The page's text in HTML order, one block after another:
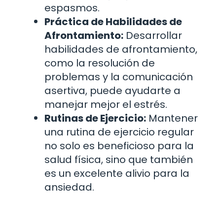
espasmos.
Práctica de Habilidades de
Afrontamiento: Desarrollar
habilidades de afrontamiento,
como la resolución de
problemas y la comunicación
asertiva, puede ayudarte a
manejar mejor el estrés.
Rutinas de Ejercicio: Mantener
una rutina de ejercicio regular
no solo es beneficioso para la
salud física, sino que también
es un excelente alivio para la
ansiedad.